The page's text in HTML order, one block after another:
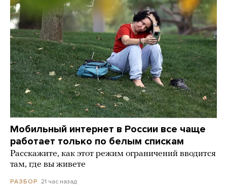
Мобильный интернет в России все чаще
работает только по белым спискам
Расскажите, как этот режим ограничений вводится
там, где вы живете
РАЗБОР 21 час назад